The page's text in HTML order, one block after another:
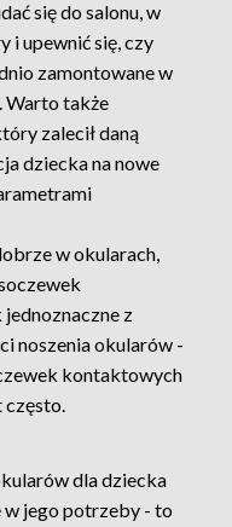
się do salonu, w
i upewnić się, czy
zamontowane w
Warto także
zalecił daną
dziecka na nowe
w okularach,
z
noszenia okularów -
kontaktowych
często.
dla dziecka
w jego potrzeby - to